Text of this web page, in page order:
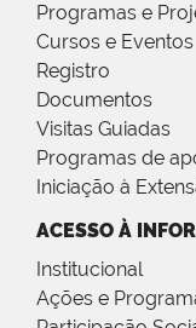
Programas e
Cursos e Eventos
Registro
Documentos
Visitas Guiadas
Programas de
Iniciação à
ACESSO À
Institucional
Ações e